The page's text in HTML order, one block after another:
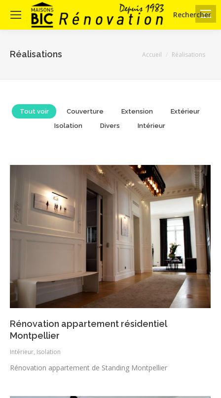
Search:
Rechercher
Réalisations Vous êtes ici :
Accueil Réalisations
Tout voir Couverture Extension
Extérieur
Isolation
Divers Intérieur
Rénovation appartement résidentiel
Montpellier
Intérieur, Isolation
Rénovation appartement de Standing Montpellier